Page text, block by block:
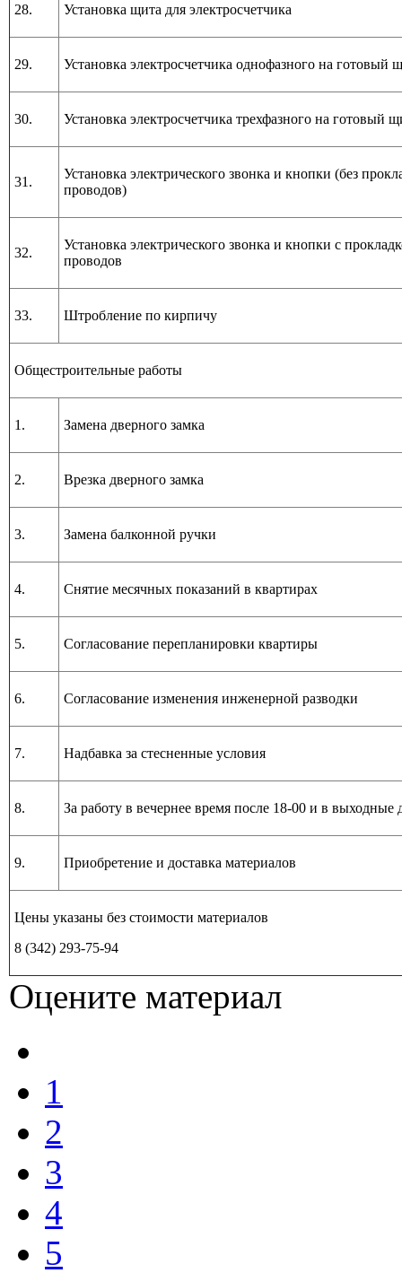
28. Установка щита для электросчетчика
29. Установка электросчетчика однофазного на готовый
30. Установка электросчетчика трехфазного на готовый
31.
Установка электрического звонка и кнопки (без
проводов)
32.
Установка электрического звонка и кнопки с
проводов
33. Штробление по кирпичу
Общестроительные работы
1. Замена дверного замка
2. Врезка дверного замка
3. Замена балконной ручки
4. Снятие месячных показаний в квартирах
5. Согласование перепланировки квартиры
6. Согласование изменения инженерной разводки
7. Надбавка за стесненные условия
8. За работу в вечернее время после 18-00 и в выходные
9. Приобретение и доставка материалов
Цены указаны без стоимости материалов
8 (342) 293-75-94
Оцените материал
1
2
3
4
5